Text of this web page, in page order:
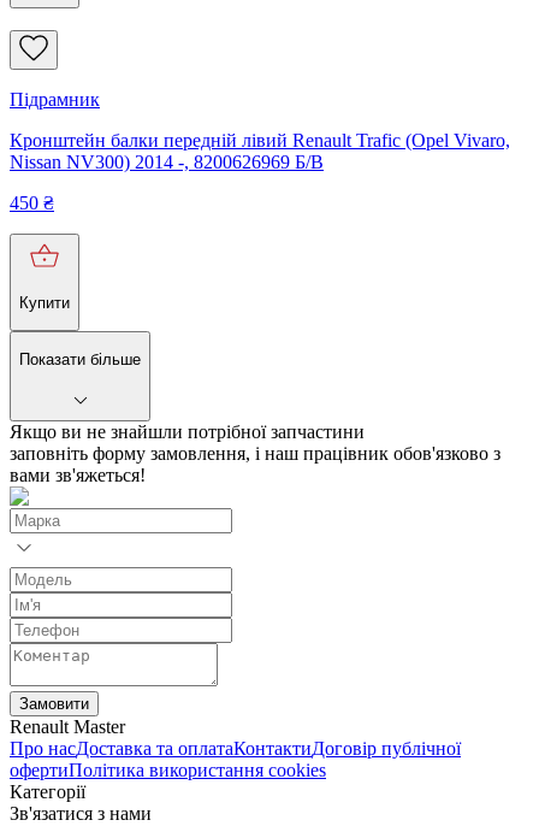
Підрамник
Кронштейн балки передній лівий Renault Trafic (Opel Vivaro,
Nissan NV300) 2014 -, 8200626969 Б/В
450 ₴
Купити
Показати більше
Якщо ви не знайшли потрібної запчастини
заповніть форму замовлення, і наш працівник обов'язково з
вами зв'яжеться!
Замовити
Renault Master
Про насДоставка та оплатаКонтактиДоговір публічної
офертиПолітика використання cookies
Категорії
Зв'язатися з нами